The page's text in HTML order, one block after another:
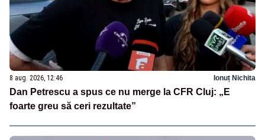
8 aug. 2026, 12:46 Ionuț Nichita
Dan Petrescu a spus ce nu merge la CFR Cluj: „E
foarte greu să ceri rezultate”